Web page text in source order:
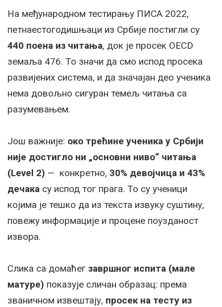
На међународном тестирању ПИСА 2022,
петнаестогодишњаци из Србије постигли су
440 поена из читања, док је просек OECD
земаља 476. То значи да смо испод просека
развијених система, и да значајан део ученика
нема довољно сигуран темељ читања са
разумевањем.
Још важније: око трећине ученика у Србији
није достигло ни „основни ниво“ читања
(Level 2) — конкретно, 30% девојчица и 43%
дечака су испод тог прага. То су ученици
којима је тешко да из текста извуку суштину,
повежу информације и процене поузданост
извора.
Слика са домаћег завршног испита (мале
матуре) показује сличан образац: према
званичном извештају, просек на тесту из